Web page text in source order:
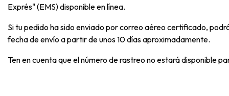
Exprés" (EMS) disponible en línea.
Si tu pedido ha sido enviado por correo aéreo certificado,
fecha de envío a partir de unos 10 días aproximadamente.
Ten en cuenta que el número de rastreo no estará disponible